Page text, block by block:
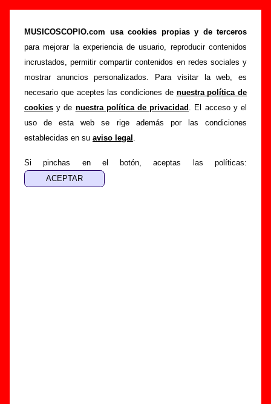
MUSICOSCOPIO.com usa cookies propias y de terceros
para mejorar la experiencia de usuario, reproducir contenidos
incrustados, permitir compartir contenidos en redes sociales y
mostrar anuncios personalizados. Para visitar la web, es
necesario que aceptes las condiciones de nuestra política de
cookies y de nuestra política de privacidad . El acceso y el
uso de esta web se rige además por las condiciones
establecidas en su aviso legal .
Si pinchas en el botón, aceptas las políticas:
Biografía de Napoleón Solo: miembros,
historia y publicaciones
Portada >Napoleón Solo
Esta página recopila información sobre la biografía de
Napoleón Solo: sus componentes iniciales y los cambios de
formación, su trayectoria y otros grupos relacionados, los
discos y las canciones que han publicado, enlaces con
información adicional... Si lo deseas, puedes ayudar a
corrigiendo la existente.
El texto de esta biografía fue escrito por Guillermo Albaida